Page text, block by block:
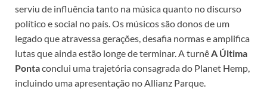
serviu de influência tanto na música quanto no discurso
político e social no país. Os músicos são donos de um
legado que atravessa gerações, desafia normas e amplifica
lutas que ainda estão longe de terminar. A turnê A Última
Pontaconclui uma trajetória consagrada do Planet Hemp,
incluindo uma apresentação no Allianz Parque.